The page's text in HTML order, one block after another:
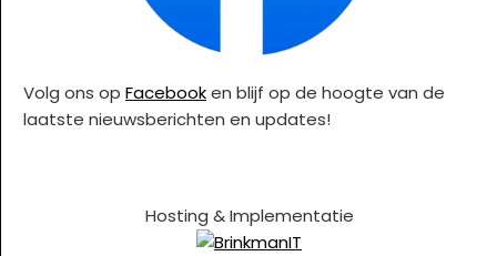
Volg ons op Facebooken blijf op de hoogte van de
laatste nieuwsberichten en updates!
Hosting & Implementatie